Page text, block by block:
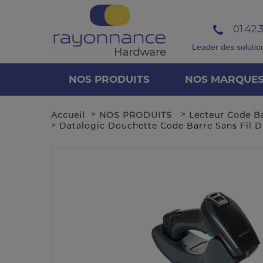
Leader des
NOS PRODUITS NOS
Accueil > NOS PRODUITS > Lecteur Code
> Datalogic Douchette Code Barre Sans Fil